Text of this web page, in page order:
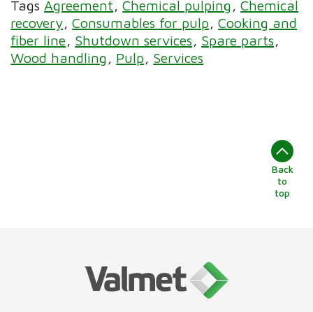
Tags Agreement Chemical pulping
Chemical
recovery Consumables for pulp
Cooking and
fiber line
Shutdown services
Spare parts
Wood handling
Pulp Services
Back
to
top